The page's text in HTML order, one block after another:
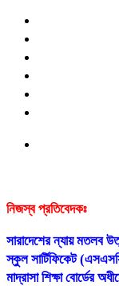
নিজস্ব প্রতিবেদকঃ
সারাদেশের ন্যায় মতলব
স্কুল সার্টিফিকেট
মাদ্রাসা শিক্ষা বোর্ডের